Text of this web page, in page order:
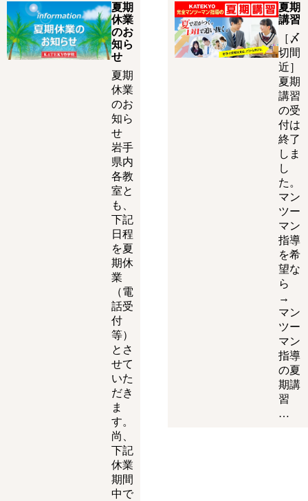
夏期
休業
のお
知ら
せ
夏期
休業
のお
知ら
せ
岩手
県内
各教
室と
も、
下記
日程
を夏
期休
業
（電
話受
付
等）
とさ
せて
いた
だき
ま
す。
尚、
下記
休業
期間
中で
夏期
講習
［〆
切間
近］
夏期
講習
の受
付は
終了
しま
し
た。
マン
ツー
マン
指導
を希
望な
ら
→
マン
ツー
マン
指導
の夏
期講
習
…